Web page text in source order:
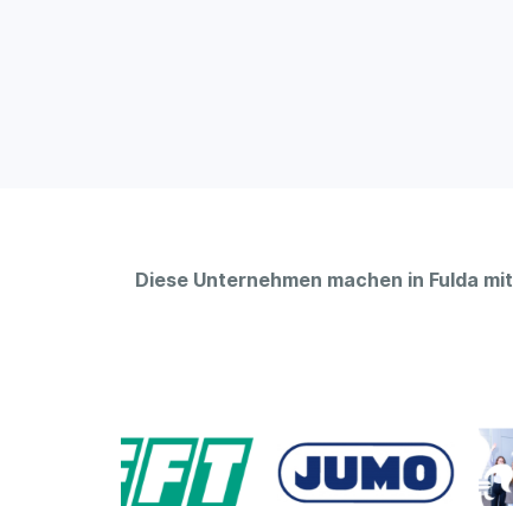
Diese Unternehmen machen in Fulda mit